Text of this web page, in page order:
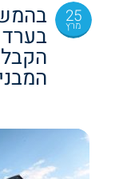
25
מרץ בערד